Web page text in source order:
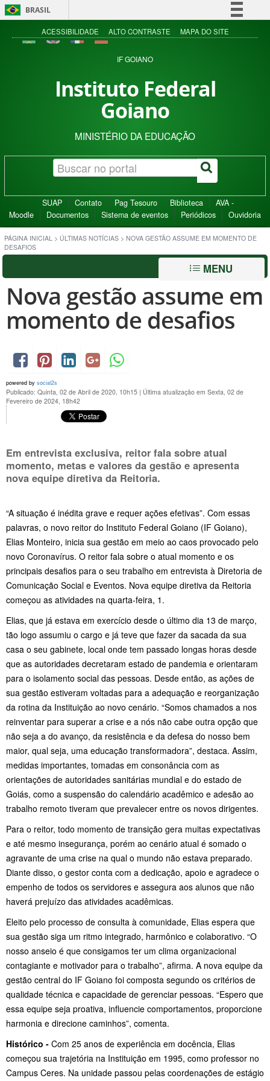
BRASIL
Simplifique!
Acesso à informação
ACESSIBILIDADE ALTO CONTRASTE MAPA DO SITE
IF GOIANO
Instituto Federal
Goiano
MINISTÉRIO DA EDUCAÇÃO
SUAP Contato Pag Tesouro Biblioteca
AVA -
Moodle
Documentos Sistema de eventos Periódicos Ouvidoria
PÁGINA INICIAL > ÚLTIMAS NOTÍCIAS > NOVA GESTÃO ASSUME EM MOMENTO DE
DESAFIOS
MENU
Nova gestão assume em
momento de desafios
powered by social2s
Publicado: Quinta, 02 de Abril de 2020, 10h15 | Última atualização em Sexta, 02 de
Fevereiro de 2024, 18h42
Em entrevista exclusiva, reitor fala sobre atual
momento, metas e valores da gestão e apresenta
nova equipe diretiva da Reitoria.
“A situação é inédita grave e requer ações efetivas”. Com essas
palavras, o novo reitor do Instituto Federal Goiano (IF Goiano),
Elias Monteiro, inicia sua gestão em meio ao caos provocado pelo
novo Coronavírus. O reitor fala sobre o atual momento e os
principais desafios para o seu trabalho em entrevista à Diretoria de
Comunicação Social e Eventos. Nova equipe diretiva da Reitoria
começou as atividades na quarta-feira, 1.
Elias, que já estava em exercício desde o último dia 13 de março,
tão logo assumiu o cargo e já teve que fazer da sacada da sua
casa o seu gabinete, local onde tem passado longas horas desde
que as autoridades decretaram estado de pandemia e orientaram
para o isolamento social das pessoas. Desde então, as ações de
sua gestão estiveram voltadas para a adequação e reorganização
da rotina da Instituição ao novo cenário. “Somos chamados a nos
reinventar para superar a crise e a nós não cabe outra opção que
não seja a do avanço, da resistência e da defesa do nosso bem
maior, qual seja, uma educação transformadora”, destaca. Assim,
medidas importantes, tomadas em consonância com as
orientações de autoridades sanitárias mundial e do estado de
Goiás, como a suspensão do calendário acadêmico e adesão ao
trabalho remoto tiveram que prevalecer entre os novos dirigentes.
Para o reitor, todo momento de transição gera muitas expectativas
e até mesmo insegurança, porém ao cenário atual é somado o
agravante de uma crise na qual o mundo não estava preparado.
Diante disso, o gestor conta com a dedicação, apoio e agradece o
empenho de todos os servidores e assegura aos alunos que não
haverá prejuízo das atividades acadêmicas.
Eleito pelo processo de consulta à comunidade, Elias espera que
sua gestão siga um ritmo integrado, harmônico e colaborativo. “O
nosso anseio é que consigamos ter um clima organizacional
contagiante e motivador para o trabalho”, afirma. A nova equipe da
gestão central do IF Goiano foi composta segundo os critérios de
qualidade técnica e capacidade de gerenciar pessoas. “Espero que
essa equipe seja proativa, influencie comportamentos, proporcione
harmonia e direcione caminhos”, comenta.
Histórico - Com 25 anos de experiência em docência, Elias
começou sua trajetória na Instituição em 1995, como professor no
Campus Ceres. Na unidade passou pelas coordenações de estágio